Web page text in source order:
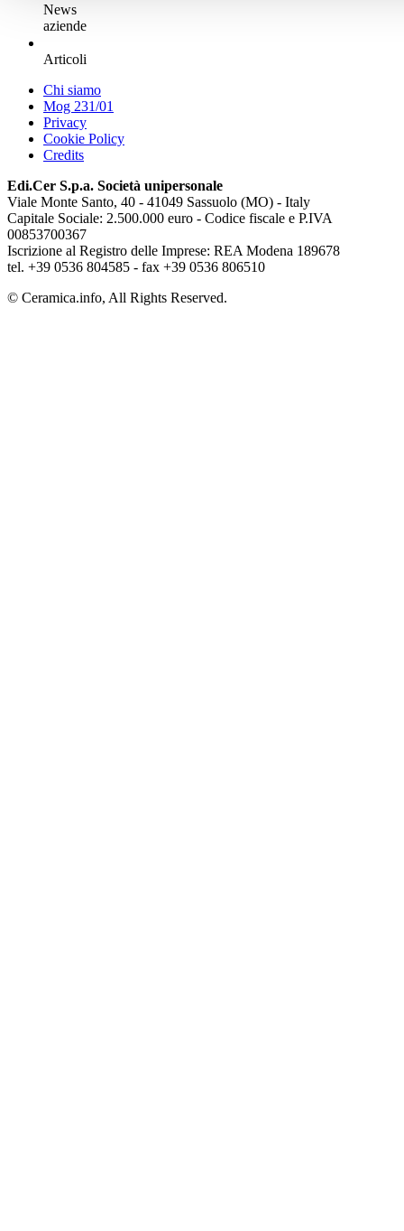
News
aziende
Articoli
Chi siamo
Mog 231/01
Privacy
Cookie Policy
Credits
Edi.Cer S.p.a. Società unipersonale
Viale Monte Santo, 40 - 41049 Sassuolo (MO) - Italy
Capitale Sociale: 2.500.000 euro - Codice fiscale e P.IVA
00853700367
Iscrizione al Registro delle Imprese: REA Modena 189678
tel. +39 0536 804585 - fax +39 0536 806510
© Ceramica.info, All Rights Reserved.